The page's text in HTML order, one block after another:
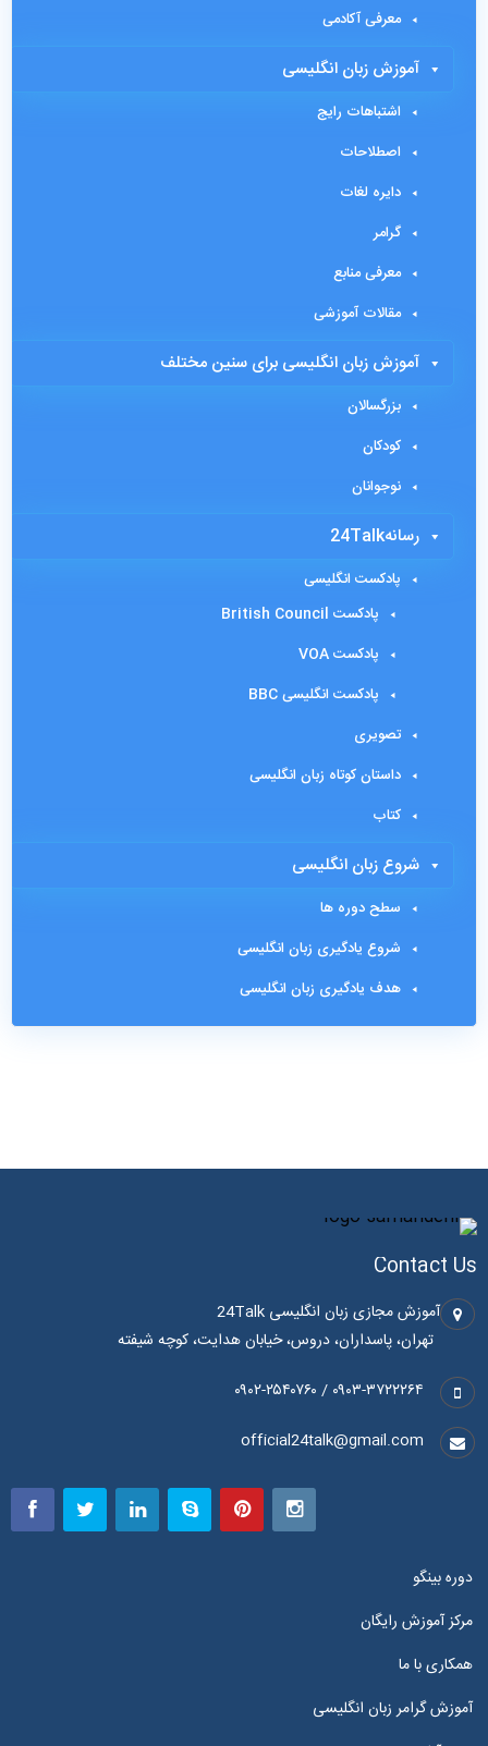
معرفی آکادمی
آموزش زبان انگلیسی
اشتباهات رایج
اصطلاحات
دایره لغات
گرامر
معرفی منابع
مقالات آموزشی
آموزش زبان انگلیسی برای سنین مختلف
بزرگسالان
کودکان
نوجوانان
رسانه24Talk
پادکست انگلیسی
پادکست British Council
پادکست VOA
پادکست انگلیسی BBC
تصویری
داستان کوتاه زبان انگلیسی
کتاب
شروع زبان انگلیسی
سطح دوره ها
شروع یادگیری زبان انگلیسی
هدف یادگیری زبان انگلیسی
Contact Us
آموزش مجازی زبان انگلیسی 24Talk
تهران، پاسداران، دروس، خیابان هدایت، کوچه شیفته
۰۹۰۳-۳۷۲۲۲۶۴ / ۰۹۰۲-۲۵۴۰۷۶۰
official24talk@gmail.com
دوره بینگو
مرکز آموزش رایگان
همکاری با ما
آموزش گرامر زبان انگلیسی